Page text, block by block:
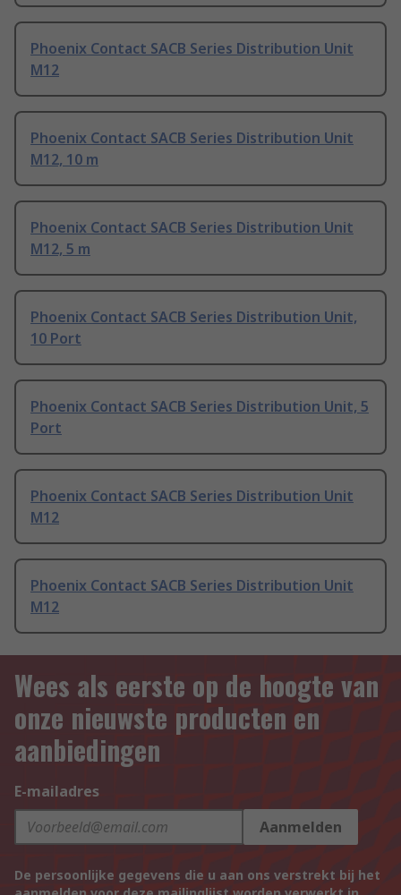
Phoenix Contact SACB Series Distribution Unit
M12
Phoenix Contact SACB Series Distribution Unit
M12, 10 m
Phoenix Contact SACB Series Distribution Unit
M12, 5 m
Phoenix Contact SACB Series Distribution Unit,
10 Port
Phoenix Contact SACB Series Distribution Unit, 5
Port
Phoenix Contact SACB Series Distribution Unit
M12
Phoenix Contact SACB Series Distribution Unit
M12
Wees als eerste op de hoogte van
onze nieuwste producten en
aanbiedingen
E-mailadres
Aanmelden
De persoonlijke gegevens die u aan ons verstrekt bij het